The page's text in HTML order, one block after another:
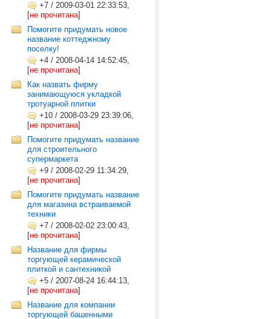
+7 / 2009-03-01 22:33:53,
[не прочитана]
Помогите придумать новое
название коттеджному
поселку!
+4 / 2008-04-14 14:52:45,
[не прочитана]
Как назвать фирму
занимающуюся укладкой
тротуарной плитки
+10 / 2008-03-29 23:39:06,
[не прочитана]
Помогите придумать название
для строительного
супермаркета
+9 / 2008-02-29 11:34:29,
[не прочитана]
Помогите придумать название
для магазина встраиваемой
техники
+7 / 2008-02-02 23:00:43,
[не прочитана]
Название для фирмы
торгующей керамической
плиткой и сантехникой
+5 / 2007-08-24 16:44:13,
[не прочитана]
Название для компании
торгующей башенными